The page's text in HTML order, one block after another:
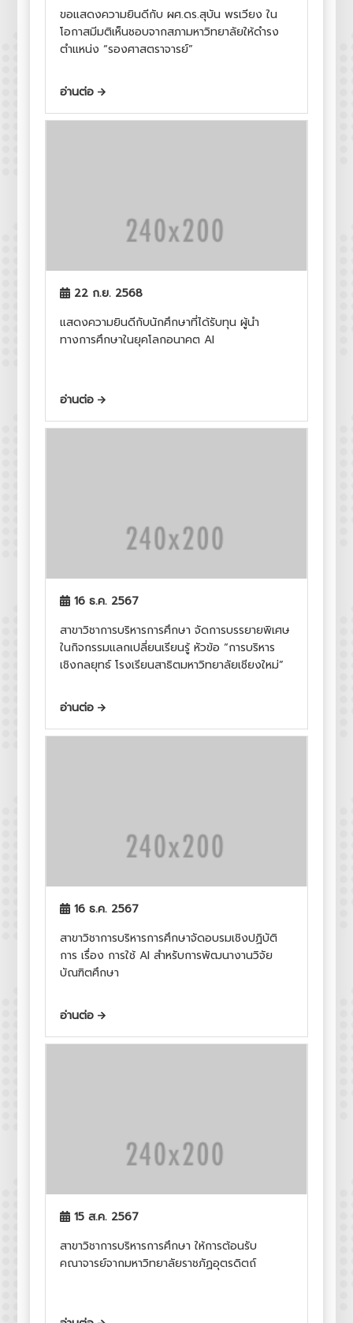
ขอแสดงความยินดีกับ ผศ.ดร.สุบัน พรเวียง ใน
โอกาสมีมติเห็นชอบจากสภามหาวิทยาลัยให้ดำรง
ตำแหน่ง “รองศาสตราจารย์”
อ่านต่อ
22 ก.ย. 2568
แสดงความยินดีกับนักศึกษาที่ได้รับทุน ผู้นำ
ทางการศึกษาในยุคโลกอนาคต AI
อ่านต่อ
16 ธ.ค. 2567
สาขาวิชาการบริหารการศึกษา จัดการบรรยายพิเศษ
ในกิจกรรมแลกเปลี่ยนเรียนรู้ หัวข้อ “การบริหาร
เชิงกลยุทธ์ โรงเรียนสาธิตมหาวิทยาลัยเชียงใหม่”
อ่านต่อ
16 ธ.ค. 2567
สาขาวิชาการบริหารการศึกษาจัดอบรมเชิงปฏิบัติ
การ เรื่อง การใช้ AI สำหรับการพัฒนางานวิจัย
บัณฑิตศึกษา
อ่านต่อ
15 ส.ค. 2567
สาขาวิชาการบริหารการศึกษา ให้การต้อนรับ
คณาจารย์จากมหาวิทยาลัยราชภัฏอุตรดิตถ์